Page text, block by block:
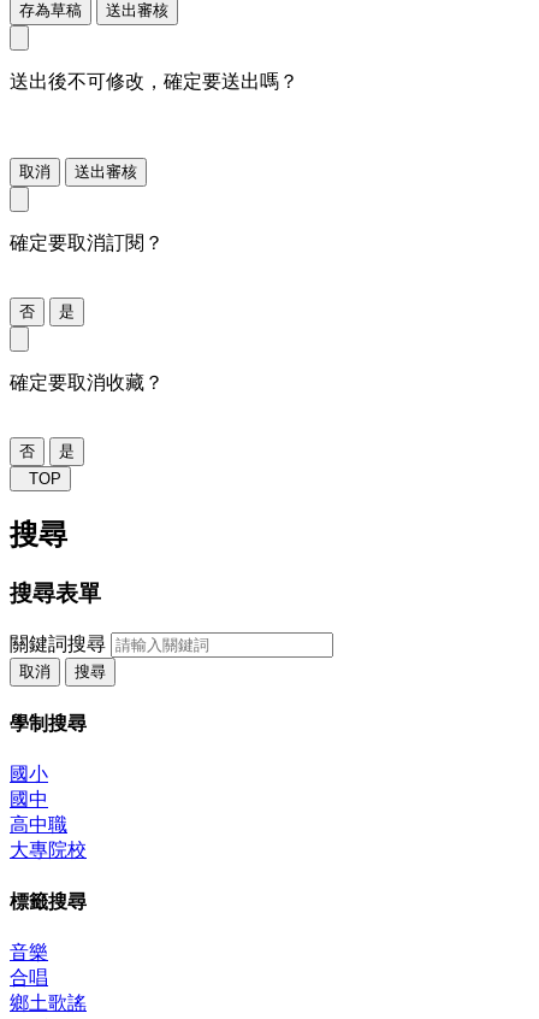
存為草稿 送出審核
送出後不可修改，確定要送出嗎？
取消 送出審核
確定要取消訂閱？
否 是
確定要取消收藏？
否
是
TOP
搜尋
搜尋表單
關鍵詞搜尋
取消 搜尋
學制搜尋
國小
國中
高中職
大專院校
標籤搜尋
音樂
合唱
鄉土歌謠